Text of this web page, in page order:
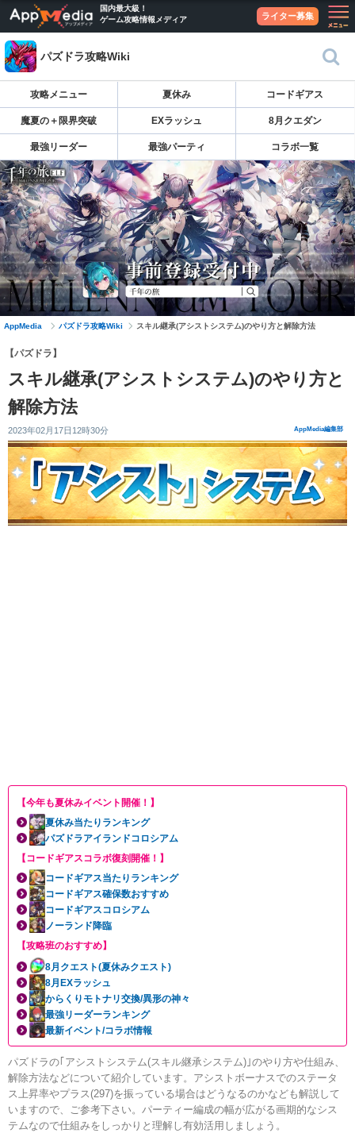
国内最大級！
ゲーム攻略情報メディア
ライター募集
パズドラ攻略Wiki
攻略メニュー 夏休み コードギアス
魔夏の＋限界突破 EXラッシュ 8月クエダン
最強リーダー 最強パーティ コラボ一覧
AppMedia パズドラ攻略Wiki スキル継承(アシストシステム)のやり方と解除方法
【パズドラ】
スキル継承(アシストシステム)のやり方と
解除方法
2023年02月17日12時30分 AppMedia編集部
【今年も夏休みイベント開催！】
夏休み当たりランキング
パズドラアイランドコロシアム
【コードギアスコラボ復刻開催！】
コードギアス当たりランキング
コードギアス確保数おすすめ
コードギアスコロシアム
ノーランド降臨
【攻略班のおすすめ】
8月クエスト(夏休みクエスト)
8月EXラッシュ
からくりモトナリ交換/異形の神々
最強リーダーランキング
最新イベント/コラボ情報
パズドラの｢アシストシステム(スキル継承システム)｣のやり方や仕組み、
解除方法などについて紹介しています。アシストボーナスでのステータ
ス上昇率やプラス(297)を振っている場合はどうなるのかなども解説して
いますので、ご参考下さい。パーティー編成の幅が広がる画期的なシス
テムなので仕組みをしっかりと理解し有効活用しましょう。